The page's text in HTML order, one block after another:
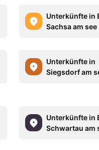
Unterkünfte in
Sachsa am see
Unterkünfte in
Siegsdorf am
Unterkünfte in
Schwartau am